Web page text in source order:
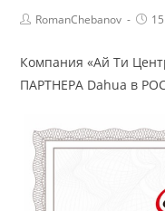
RomanChebanov
Компания «Ай Ти
ПАРТНЕРА Dahua в